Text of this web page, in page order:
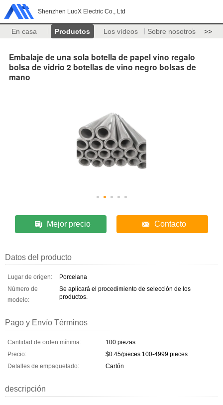
Shenzhen LuoX Electric Co., Ltd
En casa Productos Los vídeos Sobre nosotros >>
Embalaje de una sola botella de papel vino regalo
bolsa de vidrio 2 botellas de vino negro bolsas de
mano
Mejor precio Contacto
Datos del producto
Lugar de origen:
Porcelana
Número de
modelo:
Se aplicará el procedimiento de selección de los
productos.
Pago y Envío Términos
Cantidad de orden mínima:
100 piezas
Precio:
$0.45/pieces 100-4999 pieces
Detalles de empaquetado:
Cartón
descripción